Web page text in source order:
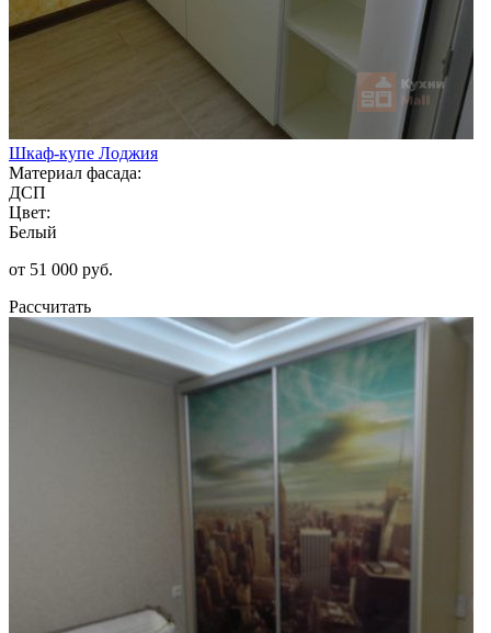
Шкаф-купе Лоджия
Материал фасада:
ДСП
Цвет:
Белый
от 51 000 руб.
Рассчитать